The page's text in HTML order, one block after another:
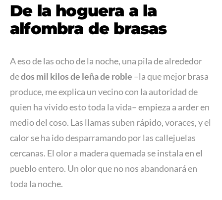
De la hoguera a la
alfombra de brasas
A eso de las ocho de la noche, una pila de alrededor
dedos mil kilos de leña de roble –la que mejor brasa
produce, me explica un vecino con la autoridad de
quien ha vivido esto toda la vida– empieza a arder en
medio del coso. Las llamas suben rápido, voraces, y el
calor se ha ido desparramando por las callejuelas
cercanas. El olor a madera quemada se instala en el
pueblo entero. Un olor que no nos abandonará en
toda la noche.